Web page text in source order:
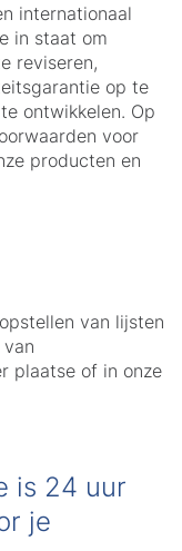
internationaal
in staat om
reviseren,
op te
ontwikkelen. Op
voor
producten en
van lijsten
plaatse of in onze
is 24 uur
je